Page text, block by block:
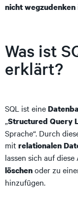
nicht wegzudenken
Was ist
erklärt?
SQL ist eine
„Structured Query
Sprache“. Durch
mit relationalen
lassen sich auf
löschenoder zu
hinzufügen.